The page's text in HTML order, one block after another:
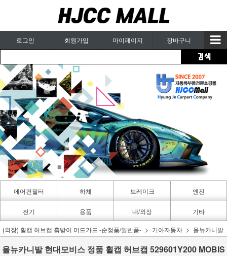
로그인 회원가입 마이페이지 장바구니
에어컨필터
카페인트
하체 브레이크 엔진
전기 용품 내/외장 기타
(외장) 휠캡 허브캡 흙받이 머드가드 -순정품/일반품- 기아자동차 올뉴카니발
올뉴카니발 현대모비스 정품 휠캡 허브캡 529601Y200 MOBIS